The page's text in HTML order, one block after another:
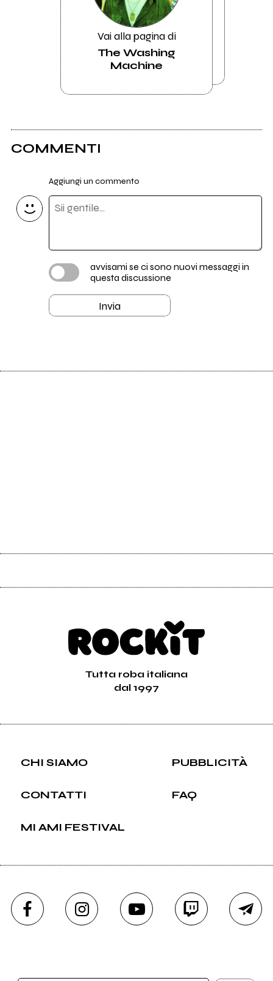
Vai alla pagina di
The Washing
Machine
COMMENTI
Aggiungi un commento
avvisami se ci sono nuovi messaggi in
questa discussione
Invia
Tutta roba italiana
dal 1997
CHI SIAMO PUBBLICITÀ
CONTATTI FAQ
MI AMI FESTIVAL